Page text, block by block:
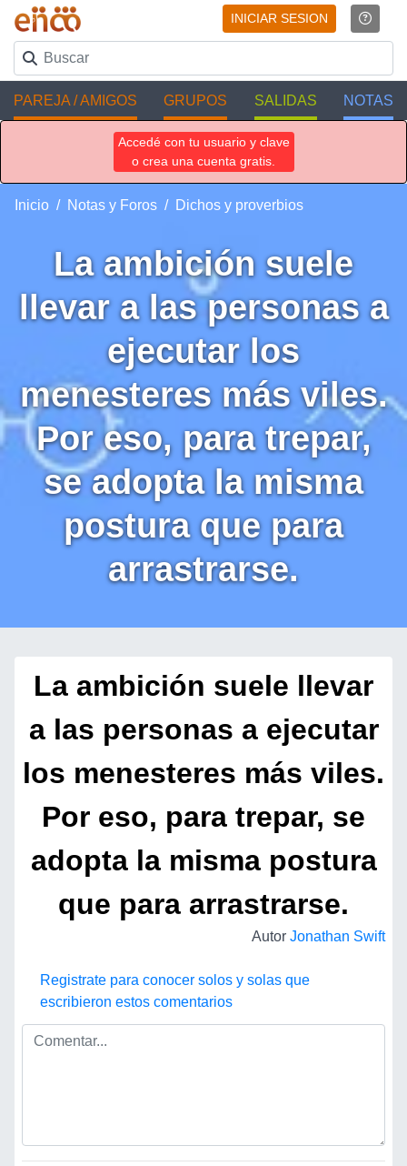
INICIAR SESION
PAREJA / AMIGOS GRUPOS SALIDAS NOTAS
Accedé con tu usuario y clave
o crea una cuenta gratis.
Inicio Notas y Foros Dichos y proverbios
La ambición suele
llevar a las personas a
ejecutar los
menesteres más viles.
Por eso, para trepar,
se adopta la misma
postura que para
arrastrarse.
La ambición suele llevar
a las personas a ejecutar
los menesteres más viles.
Por eso, para trepar, se
adopta la misma postura
que para arrastrarse.
Autor Jonathan Swift
Registrate para conocer solos y solas que
escribieron estos comentarios